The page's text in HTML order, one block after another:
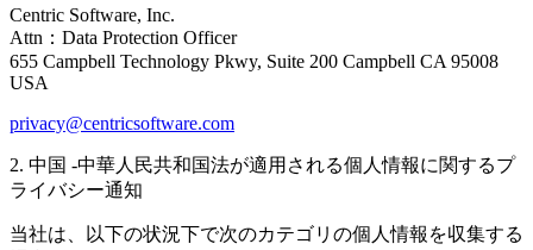
Centric Software, Inc.
Attn：Data Protection Officer
655 Campbell Technology Pkwy, Suite 200 Campbell CA 95008
USA
privacy@centricsoftware.com
2. 中国 -中華人民共和国法が適用される個人情報に関するプ
ライバシー通知
当社は、以下の状況下で次のカテゴリの個人情報を収集する